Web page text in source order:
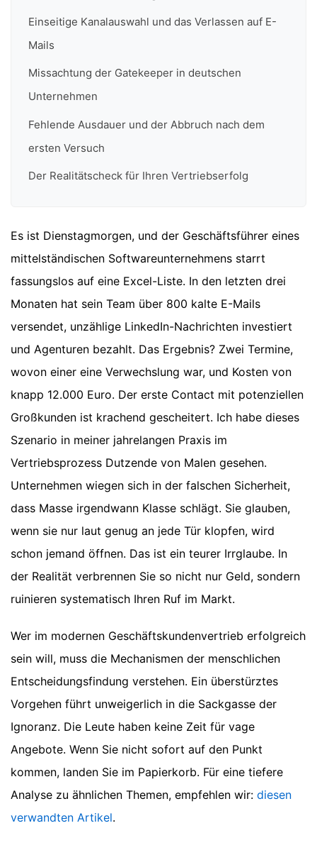
Einseitige Kanalauswahl und das Verlassen auf E-
Mails
Missachtung der Gatekeeper in deutschen
Unternehmen
Fehlende Ausdauer und der Abbruch nach dem
ersten Versuch
Der Realitätscheck für Ihren Vertriebserfolg
Es ist Dienstagmorgen, und der Geschäftsführer eines
mittelständischen Softwareunternehmens starrt
fassungslos auf eine Excel-Liste. In den letzten drei
Monaten hat sein Team über 800 kalte E-Mails
versendet, unzählige LinkedIn-Nachrichten investiert
und Agenturen bezahlt. Das Ergebnis? Zwei Termine,
wovon einer eine Verwechslung war, und Kosten von
knapp 12.000 Euro. Der erste Contact mit potenziellen
Großkunden ist krachend gescheitert. Ich habe dieses
Szenario in meiner jahrelangen Praxis im
Vertriebsprozess Dutzende von Malen gesehen.
Unternehmen wiegen sich in der falschen Sicherheit,
dass Masse irgendwann Klasse schlägt. Sie glauben,
wenn sie nur laut genug an jede Tür klopfen, wird
schon jemand öffnen. Das ist ein teurer Irrglaube. In
der Realität verbrennen Sie so nicht nur Geld, sondern
ruinieren systematisch Ihren Ruf im Markt.
Wer im modernen Geschäftskundenvertrieb erfolgreich
sein will, muss die Mechanismen der menschlichen
Entscheidungsfindung verstehen. Ein überstürztes
Vorgehen führt unweigerlich in die Sackgasse der
Ignoranz. Die Leute haben keine Zeit für vage
Angebote. Wenn Sie nicht sofort auf den Punkt
kommen, landen Sie im Papierkorb. Für eine tiefere
Analyse zu ähnlichen Themen, empfehlen wir: diesen
verwandten Artikel.